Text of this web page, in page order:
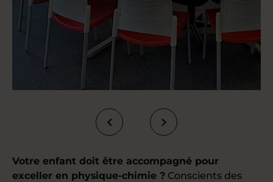
Votre enfant doit être accompagné pour
exceller en physique-chimie ? Conscients des